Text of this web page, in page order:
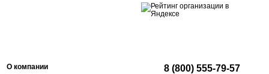
О компании 8 (800) 555-79-57